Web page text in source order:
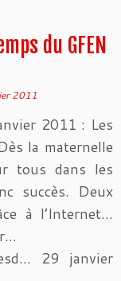
du GFEN
2011
2011 : Les
la maternelle
tous dans les
succès. Deux
à l’Internet…
29 janvier